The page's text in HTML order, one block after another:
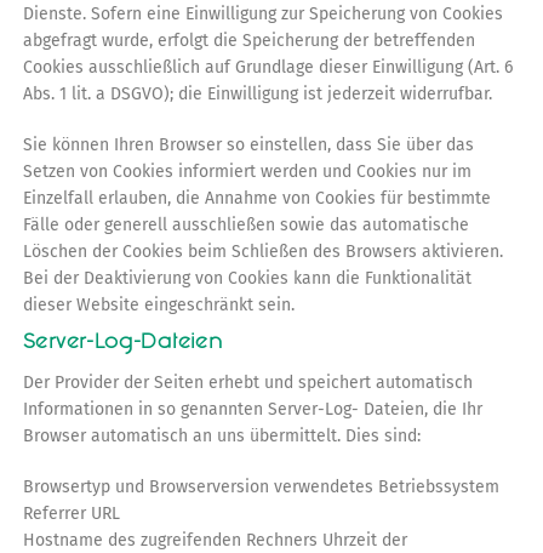
Dienste. Sofern eine Einwilligung zur Speicherung von Cookies
abgefragt wurde, erfolgt die Speicherung der betreffenden
Cookies ausschließlich auf Grundlage dieser Einwilligung (Art. 6
Abs. 1 lit. a DSGVO); die Einwilligung ist jederzeit widerrufbar.
Sie können Ihren Browser so einstellen, dass Sie über das
Setzen von Cookies informiert werden und Cookies nur im
Einzelfall erlauben, die Annahme von Cookies für bestimmte
Fälle oder generell ausschließen sowie das automatische
Löschen der Cookies beim Schließen des Browsers aktivieren.
Bei der Deaktivierung von Cookies kann die Funktionalität
dieser Website eingeschränkt sein.
Server-Log-Dateien
Der Provider der Seiten erhebt und speichert automatisch
Informationen in so genannten Server-Log- Dateien, die Ihr
Browser automatisch an uns übermittelt. Dies sind:
Browsertyp und Browserversion verwendetes Betriebssystem
Referrer URL
Hostname des zugreifenden Rechners Uhrzeit der